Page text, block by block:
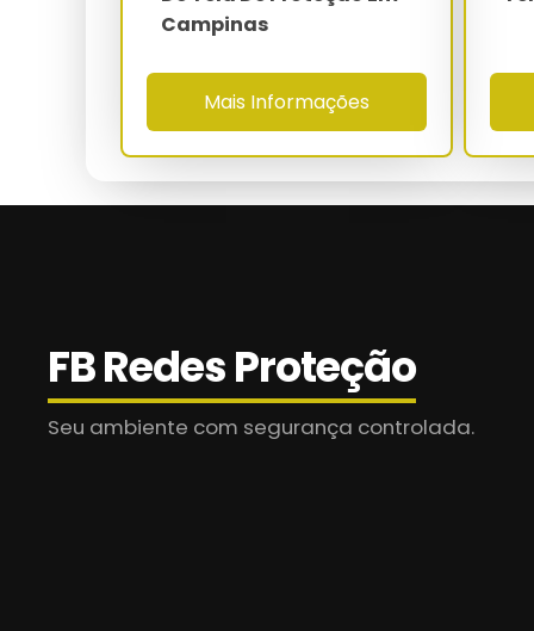
Gancho de fixação
Distância entre ganchos
Faixa térmica
Garantia técnica
Campinas
Mais Informações
FB Redes Proteção
Seu ambiente com segurança controlada.